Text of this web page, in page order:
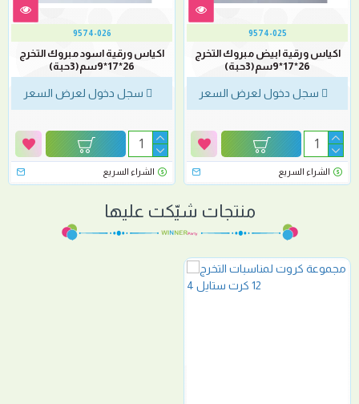
9574-025
اكياس ورقية ابيض مبروك التخرج
26*17*9سم(3حبة)
سجل دخول لعرض السعر
الشراء السريع
9574-026
اكياس ورقية اسود مبروك التخرج
26*17*9سم(3حبة)
سجل دخول لعرض السعر
الشراء السريع
منتجات شيّكت عليها